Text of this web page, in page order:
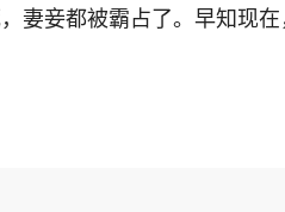
妻妾都被霸占了。早知现在